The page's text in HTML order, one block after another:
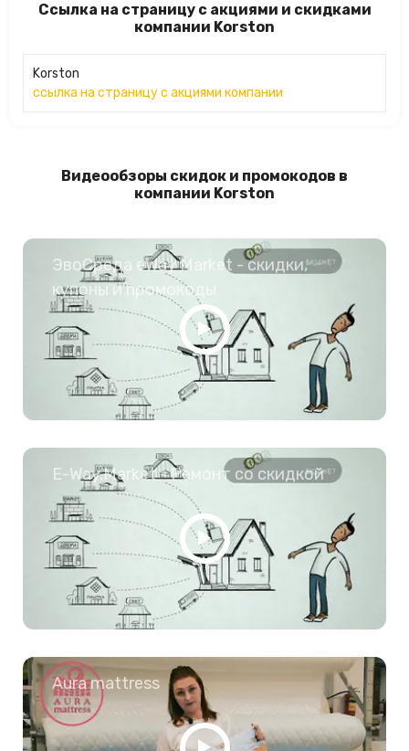
Ссылка на страницу с акциями и скидками
компании Korston
Korston
ссылка на страницу с акциями компании
Видеообзоры скидок и промокодов в
компании Korston
ЭвоСреда eWay Market - скидки,
купоны и промокоды
E-Way.Market - Ремонт со скидкой
Aura mattress